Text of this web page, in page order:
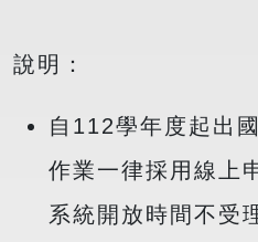
說明：
自112學年度起出
作業一律採用線上
系統開放時間不受